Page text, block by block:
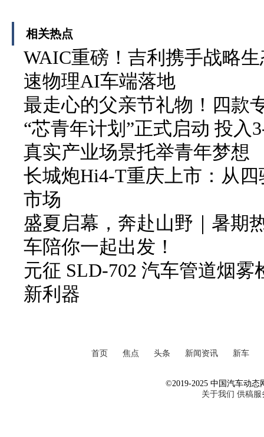
相关热点
WAIC重磅！吉利携手战略
速物理AI车端落地
最走心的父亲节礼物！四款
“芯青年计划”正式启动 投入
真实产业场景托举青年梦想
长城炮Hi4-T重庆上市：从
市场
盛夏启幕，奔赴山野｜暑期
车陪你一起出发！
元征 SLD-702 汽车管道烟
新利器
首页 焦点 头条 新闻资讯 新车
©2019-2025 中国汽车动态
关于我们 供稿服